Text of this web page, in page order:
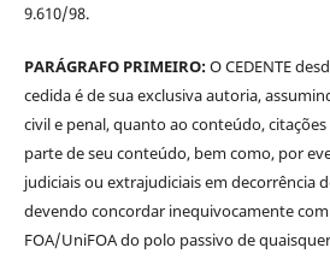
9.610/98.
PARÁGRAFO PRIMEIRO:O CEDENTE
cedida é de sua exclusiva autoria,
civil e penal, quanto ao conteúdo,
parte de seu conteúdo, bem como, por
judiciais ou extrajudiciais em decorrência
devendo concordar inequivocamente
FOA/UniFOA do polo passivo de